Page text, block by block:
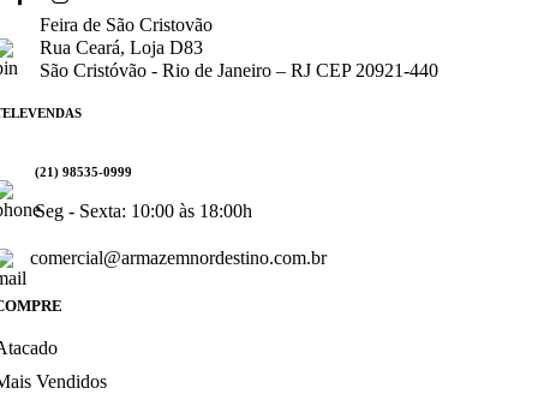
Feira de São Cristovão
Rua Ceará, Loja D83
São Cristóvão - Rio de Janeiro – RJ CEP 20921-440
(21) 98535-0999
Seg - Sexta: 10:00 às 18:00h
comercial@armazemnordestino.com.br
Vendidos